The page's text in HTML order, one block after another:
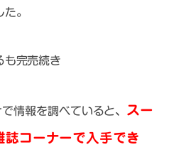
。
も完売続き
情報を調べていると、 スー
誌コーナーで入手でき